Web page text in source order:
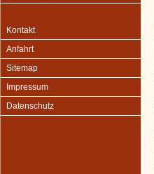
Kontakt
Anfahrt
Sitemap
Impressum
Datenschutz